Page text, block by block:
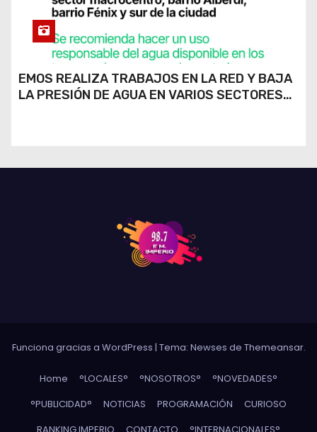
EMOS REALIZA TRABAJOS EN LA RED Y BAJA
LA PRESIÓN DE AGUA EN VARIOS SECTORES
Funciona gracias a WordPress | Tema: Newses de Themeansar.
Home °LOCALES° °NOSOTROS°
°NOVEDADES°
°PUBLICIDAD°
NOTICIAS PROGRAMACIÓN
CURIOSO